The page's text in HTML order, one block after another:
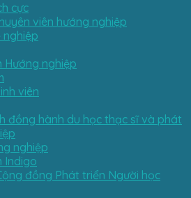
cực
viên hướng nghiệp
nghiệp
Hướng nghiệp
viên
đồng hành du học thạc sĩ và phát
nghiệp
Indigo
đồng Phát triển Người học